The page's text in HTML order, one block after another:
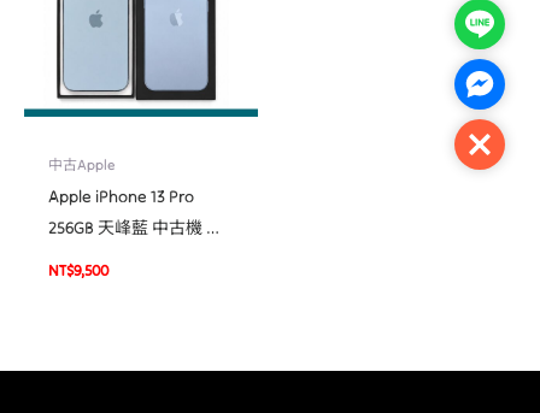
中古Apple
Apple iPhone 13 Pro
256GB 天峰藍 中古機 二
手機 福利機 #40940
NT$9,500
Line
Close